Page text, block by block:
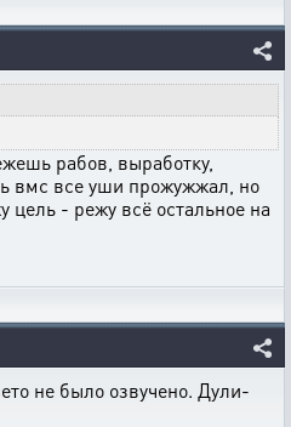
рабов, выработку,
вмс все уши прожужжал, но
цель - режу всё остальное на
не было озвучено. Дули-